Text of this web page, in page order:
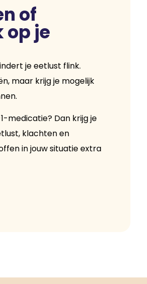
of
op je
je eetlust flink.
maar krijg je mogelijk
medicatie? Dan krijg je
klachten en
in jouw situatie extra